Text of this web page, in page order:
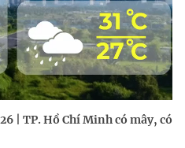
| TP. Hồ Chí Minh có mây, có